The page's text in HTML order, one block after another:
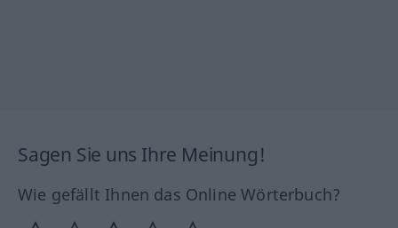
Sagen Sie uns Ihre Meinung!
Wie gefällt Ihnen das Online Wörterbuch?